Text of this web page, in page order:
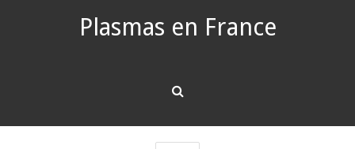
Plasmas en France